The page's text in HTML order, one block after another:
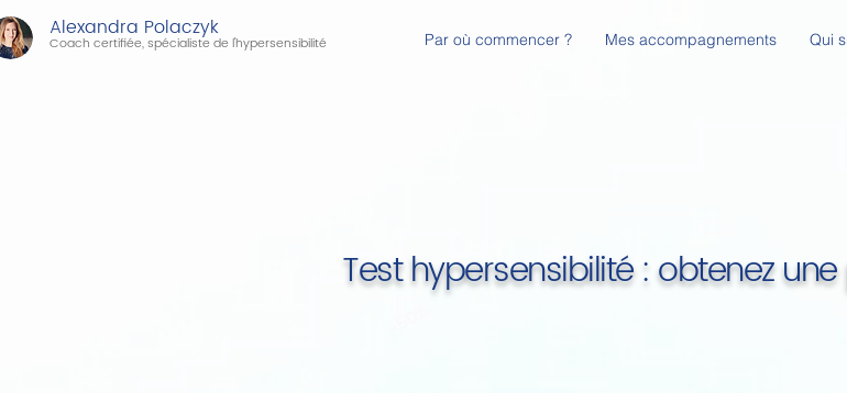
Alexandra Polaczyk
Coach certifiée, spécialiste de l'hypersensibilité Par où commencer ? Mes accompagnements Qui
Test hypersensibilité : obtenez